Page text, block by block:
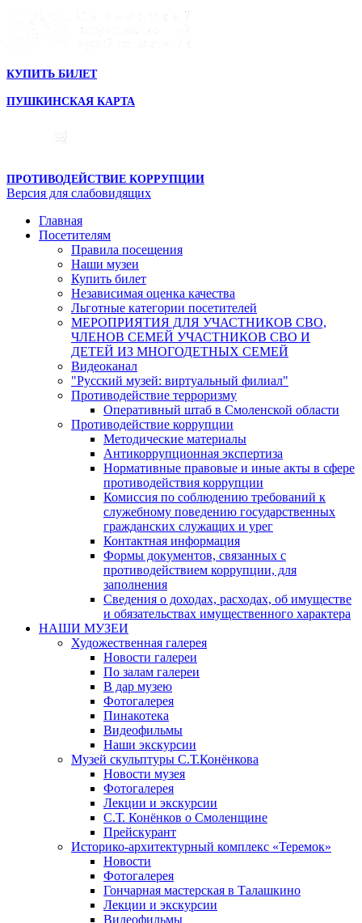
КУПИТЬ БИЛЕТ
ПУШКИНСКАЯ КАРТА
ПРОТИВОДЕЙСТВИЕ КОРРУПЦИИ
Версия для слабовидящих
Главная
Посетителям
Правила посещения
Наши музеи
Купить билет
Независимая оценка качества
Льготные категории посетителей
МЕРОПРИЯТИЯ ДЛЯ УЧАСТНИКОВ СВО,
ЧЛЕНОВ СЕМЕЙ УЧАСТНИКОВ СВО И
ДЕТЕЙ ИЗ МНОГОДЕТНЫХ СЕМЕЙ
Видеоканал
"Русский музей: виртуальный филиал"
Противодействие терроризму
Оперативный штаб в Смоленской области
Противодействие коррупции
Методические материалы
Антикоррупционная экспертиза
Нормативные правовые и иные акты в сфере
противодействия коррупции
Комиссия по соблюдению требований к
служебному поведению государственных
гражданских служащих и урег
Контактная информация
Формы документов, связанных с
противодействием коррупции, для
заполнения
Сведения о доходах, расходах, об имуществе
и обязательствах имущественного характера
НАШИ МУЗЕИ
Художественная галерея
Новости галереи
По залам галереи
В дар музею
Фотогалерея
Пинакотека
Видеофильмы
Наши экскурсии
Музей скульптуры С.Т.Конёнкова
Новости музея
Фотогалерея
Лекции и экскурсии
С.Т. Конёнков о Смоленщине
Прейскурант
Историко-архитектурный комплекс «Теремок»
Новости
Фотогалерея
Гончарная мастерская в Талашкино
Лекции и экскурсии
Видеофильмы